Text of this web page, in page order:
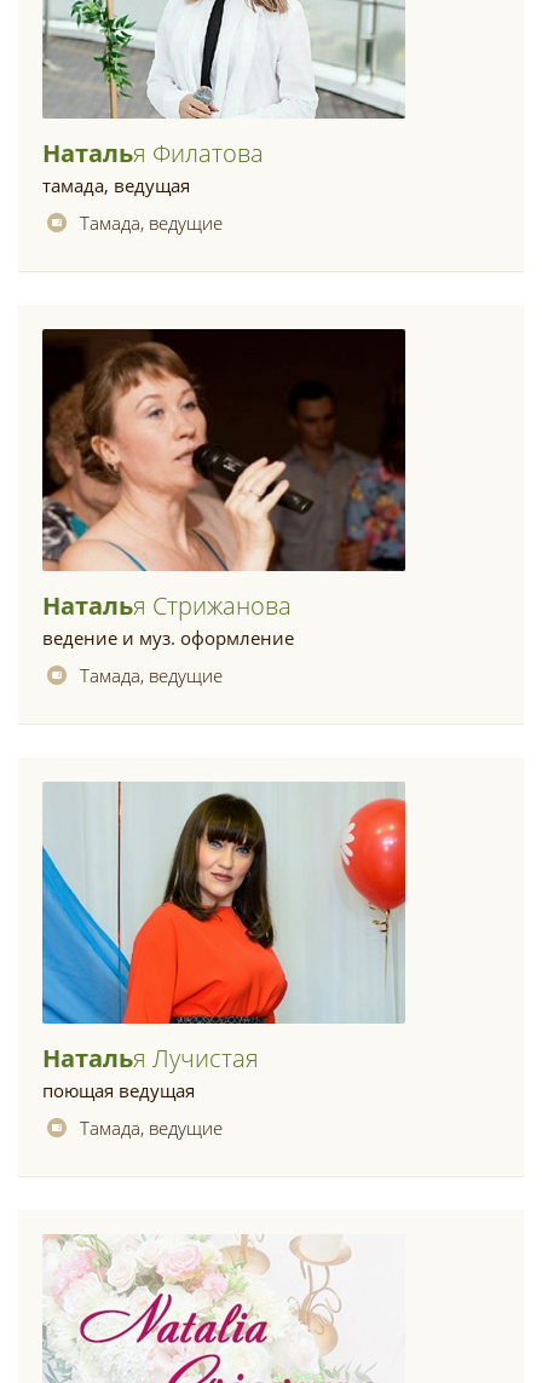
НатальЯ Филатова
тамада, ведущая
Тамада, ведущие
НатальЯ Стрижанова
ведение и муз. оформление
Тамада, ведущие
НатальЯ Лучистая
поющая ведущая
Тамада, ведущие